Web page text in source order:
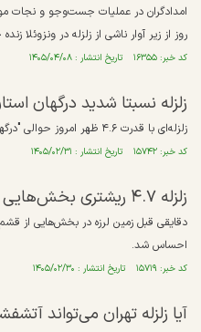
روز از زیر آوار ناشی از زلزله در ونزوئلا
کد خبر: ۱۶۳۵۵ تاریخ انتشار : ۱۴۰۵/۰۴/۰۸
زلزله نسبتا شدید درگهان
زلزله‌ای با قدرت ۴.۶ ظهر امروز حوالی "درگهان" استان هرمزگان را لرزاند.
کد خبر: ۱۵۷۴۲ تاریخ انتشار : ۱۴۰۵/۰۲/۳۱
زلزله ۴.۷ ریشتری بخش‌هایی از هرمزگان را لرزاند
دقایقی قبل زمین لرزه در بخش‌هایی از
احساس شد.
کد خبر: ۱۵۷۱۹ تاریخ انتشار : ۱۴۰۵/۰۲/۳۰
آیا زلزله تهران می‌تواند